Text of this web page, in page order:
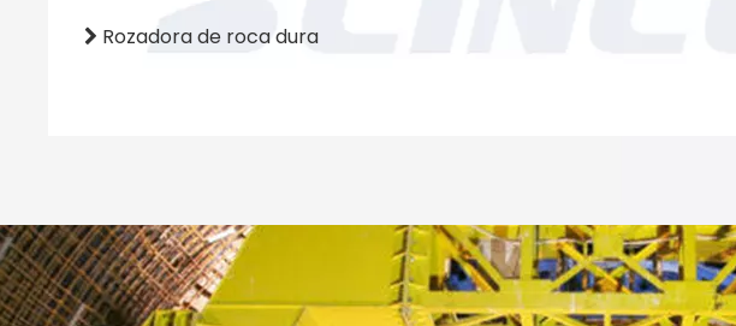
 Rozadora de roca dura